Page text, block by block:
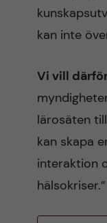
kan inte
Vi vill
lärosäten
kan skapa
interaktion
hälsokriser.”